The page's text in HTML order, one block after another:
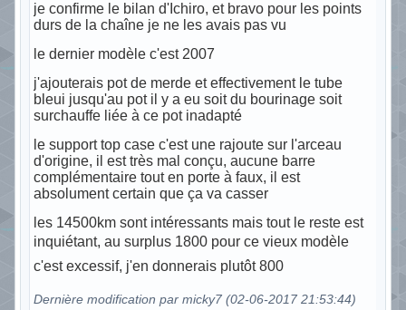
je confirme le bilan d'Ichiro, et bravo pour les points
durs de la chaîne je ne les avais pas vu
le dernier modèle c'est 2007
j'ajouterais pot de merde et effectivement le tube
bleui jusqu'au pot il y a eu soit du bourinage soit
surchauffe liée à ce pot inadapté
le support top case c'est une rajoute sur l'arceau
d'origine, il est très mal conçu, aucune barre
complémentaire tout en porte à faux, il est
absolument certain que ça va casser
les 14500km sont intéressants mais tout le reste est
inquiétant, au surplus 1800 pour ce vieux modèle
c'est excessif, j'en donnerais plutôt 800
Dernière modification par micky7 (02-06-2017 21:53:44)